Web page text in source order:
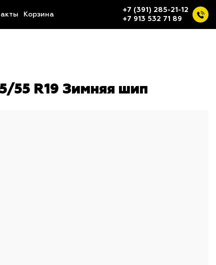
Корзина
+7 (391) 285-21-12
+7 913 532 71 89
55 R19 Зимняя шип